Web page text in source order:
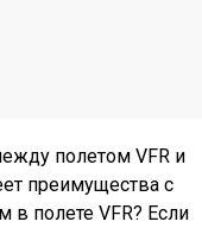
полетом VFR и
преимущества с
в полете VFR? Если